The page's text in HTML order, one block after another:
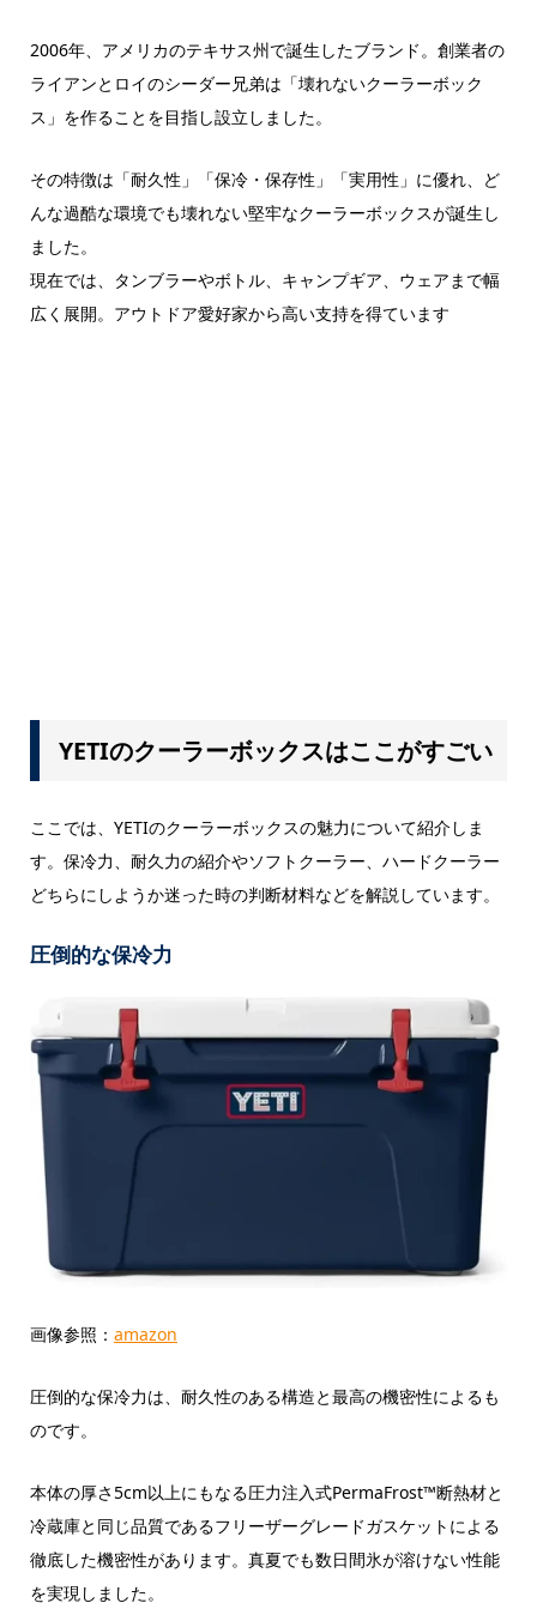
2006年、アメリカのテキサス州で誕生したブランド。創業者の
ライアンとロイのシーダー兄弟は「壊れないクーラーボック
ス」を作ることを目指し設立しました。
その特徴は「耐久性」「保冷・保存性」「実用性」に優れ、ど
んな過酷な環境でも壊れない堅牢なクーラーボックスが誕生し
ました。
現在では、タンブラーやボトル、キャンプギア、ウェアまで幅
広く展開。アウトドア愛好家から高い支持を得ています
YETIのクーラーボックスはここがすごい
ここでは、YETIのクーラーボックスの魅力について紹介しま
す。保冷力、耐久力の紹介やソフトクーラー、ハードクーラー
どちらにしようか迷った時の判断材料などを解説しています。
圧倒的な保冷力
画像参照： amazon
圧倒的な保冷力は、耐久性のある構造と最高の機密性によるも
のです。
本体の厚さ5cm以上にもなる圧力注入式PermaFrost™断熱材と
冷蔵庫と同じ品質であるフリーザーグレードガスケットによる
徹底した機密性があります。真夏でも数日間氷が溶けない性能
を実現しました。